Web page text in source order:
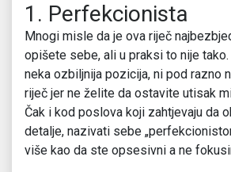
1. Perfekcionista
Mnogi misle da je ova riječ
opišete sebe, ali u praksi to nije tako.
neka ozbiljnija pozicija, ni pod razno
riječ jer ne želite da ostavite utisak
Čak i kod poslova koji zahtjevaju da
detalje, nazivati sebe
više kao da ste opsesivni a ne